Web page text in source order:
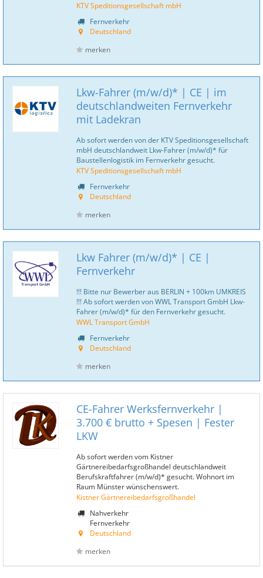
KTV Speditionsgesellschaft mbH
Fernverkehr
Deutschland
merken
Lkw-Fahrer (m/w/d)* | CE | im
deutschlandweiten Fernverkehr
mit Ladekran
Ab sofort werden von der KTV Speditionsgesellschaft
mbH deutschlandweit Lkw-Fahrer (m/w/d)* für
Baustellenlogistik im Fernverkehr gesucht.
KTV Speditionsgesellschaft mbH
Fernverkehr
Deutschland
merken
Lkw Fahrer (m/w/d)* | CE |
Fernverkehr
!!! Bitte nur Bewerber aus BERLIN + 100km UMKREIS
!!! Ab sofort werden von WWL Transport GmbH Lkw-
Fahrer (m/w/d)* für den Fernverkehr gesucht.
WWL Transport GmbH
Fernverkehr
Deutschland
merken
CE-Fahrer Werksfernverkehr |
3.700 € brutto + Spesen | Fester
LKW
Ab sofort werden vom Kistner
Gärtnereibedarfsgroßhandel deutschlandweit
Berufskraftfahrer (m/w/d)* gesucht. Wohnort im
Raum Münster wünschenswert.
Kistner Gärtnereibedarfsgroßhandel
Nahverkehr
Fernverkehr
Deutschland
merken